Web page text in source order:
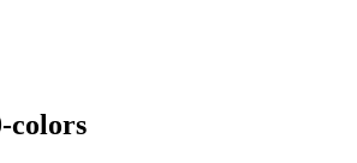
colors